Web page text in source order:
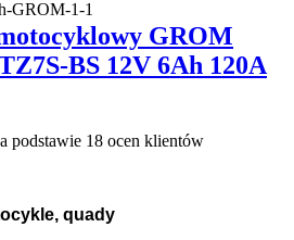
GROM-1-1
GROM
BS 12V 6Ah 120A
podstawie 18 ocen klientów
quady